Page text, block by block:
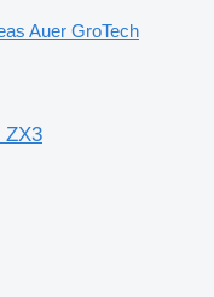
Auer GroTech
ZX3